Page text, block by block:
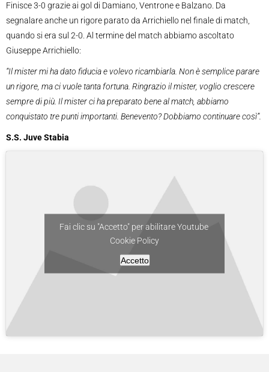
Finisce 3-0 grazie ai gol di Damiano, Ventrone e Balzano. Da
segnalare anche un rigore parato da Arrichiello nel finale di match,
quando si era sul 2-0. Al termine del match abbiamo ascoltato
Giuseppe Arrichiello:
“Il mister mi ha dato fiducia e volevo ricambiarla. Non è semplice parare
un rigore, ma ci vuole tanta fortuna. Ringrazio il mister, voglio crescere
sempre di più. Il mister ci ha preparato bene al match, abbiamo
conquistato tre punti importanti. Benevento? Dobbiamo continuare così”.
S.S. Juve Stabia
Fai clic su "Accetto" per abilitare Youtube
Cookie Policy
Accetto